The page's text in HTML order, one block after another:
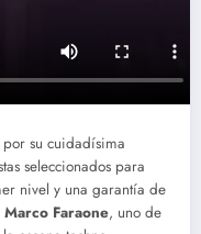
su cuidadísima
seleccionados para
nivel y una garantía de
Marco Faraone, uno de